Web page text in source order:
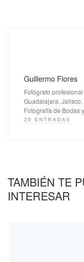
Guillermo Flores
Fotógrafo
Guadalajara,
Fotografía de Bodas
20 ENTRADAS
TAMBIÉN TE
INTERESAR